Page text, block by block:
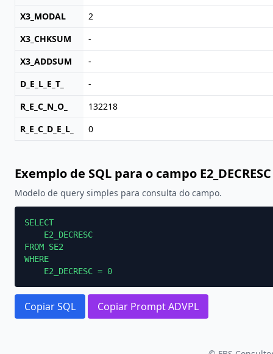
X3_MODAL
2
X3_CHKSUM
-
X3_ADDSUM
-
D_E_L_E_T_
-
R_E_C_N_O_
132218
R_E_C_D_E_L_
0
Exemplo de SQL para o campo E2_DECRESC
Modelo de query simples para consulta do campo.
SELECT
    E2_DECRESC
FROM SE2
WHERE
    E2_DECRESC = 0
Copiar SQL Copiar Prompt ADVPL